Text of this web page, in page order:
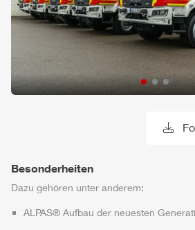
Besonderheiten
Dazu gehören unter anderem:
ALPAS® Aufbau der neuesten